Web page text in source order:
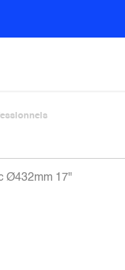
Ø432mm 17"